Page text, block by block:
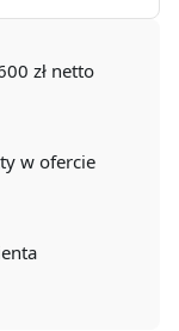
zł netto
w ofercie